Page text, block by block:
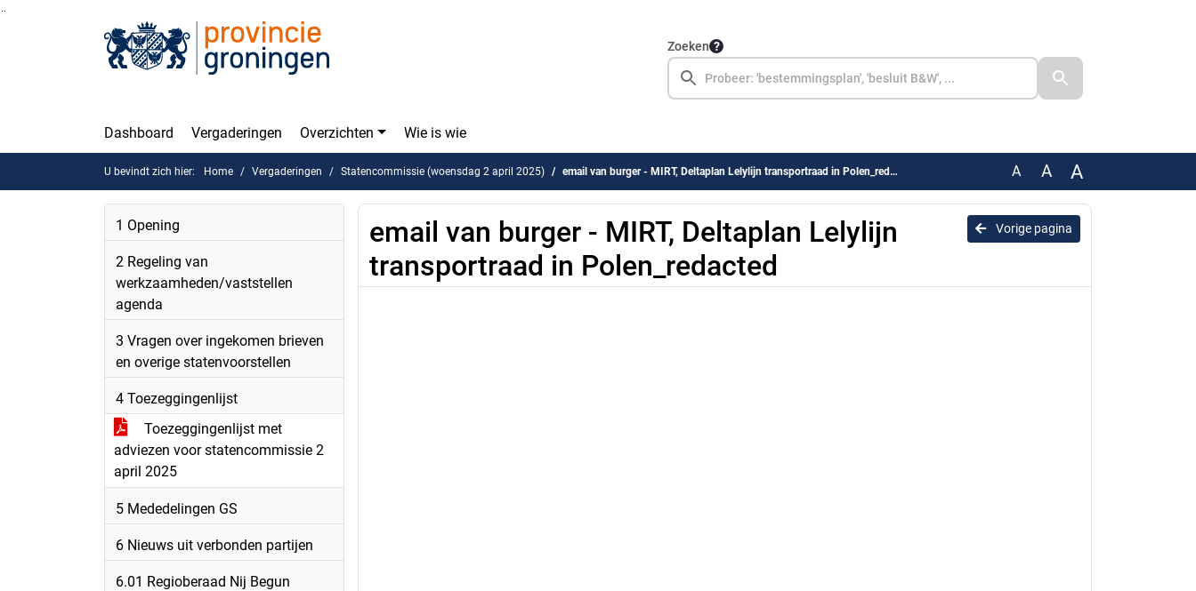
Ga naar de inhoud van deze pagina
Zoeken
Dashboard Vergaderingen Overzichten Wie is wie
U bevindt zich hier: Home Vergaderingen Statencommissie (woensdag 2 april 2025) email van burger - MIRT, Deltaplan Lelylijn transportraad in Polen_redacted A A A
1 Opening
2 Regeling van
werkzaamheden/vaststellen
agenda
3 Vragen over ingekomen brieven
en overige statenvoorstellen
4 Toezeggingenlijst
Toezeggingenlijst met
adviezen voor statencommissie 2
april 2025
5 Mededelingen GS
6 Nieuws uit verbonden partijen
6.01 Regioberaad Nij Begun
Vorige pagina
email van burger - MIRT, Deltaplan Lelylijn
transportraad in Polen_redacted